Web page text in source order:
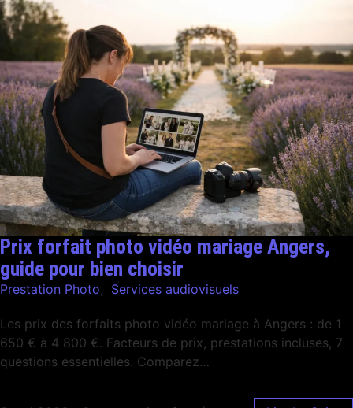
Prix forfait photo vidéo mariage Angers,
guide pour bien choisir
Prestation Photo, Services audiovisuels
Les prix des forfaits photo vidéo mariage à Angers : de 1
650 € à 4 800 €. Facteurs de prix, prestations incluses, 7
questions essentielles. Comparez…